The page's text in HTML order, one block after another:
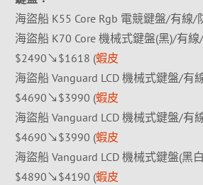
海盜船 K55 Core Rgb 電競鍵盤/有
海盜船 K70 Core 機械式鍵盤(黑)/有
$2490↘$1618 (蝦皮
海盜船 Vanguard LCD 機械式鍵盤/
$4690↘$3990 (蝦皮
海盜船 Vanguard LCD 機械式鍵盤/
$4690↘$3990 (蝦皮
海盜船 Vanguard LCD 機械式鍵盤(
$4890↘$4190 (蝦皮